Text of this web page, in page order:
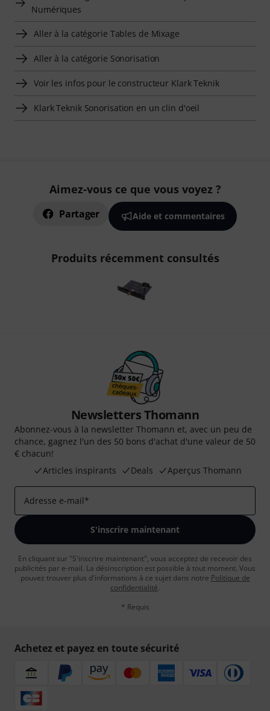
Numériques
Aller à la catégorie Tables de Mixage
Aller à la catégorie Sonorisation
Voir les infos pour le constructeur Klark Teknik
Klark Teknik Sonorisation en un clin d'oeil
Aimez-vous ce que vous voyez ?
Partager Aide et commentaires
Produits récemment consultés
Newsletters Thomann
Abonnez-vous à la newsletter Thomann et, avec un peu de
chance, gagnez l'un des 50 bons d'achat d'une valeur de 50
€ chacun!
Articles inspirants
Deals Aperçus Thomann
Adresse e-mail*
S'inscrire maintenant
En cliquant sur "S'inscrire maintenant", vous acceptez de recevoir des
publicités par e-mail. La désinscription est possible à tout moment. Vous
pouvez trouver plus d'informations à ce sujet dans notre Politique de
confidentialité.
* Requis
Achetez et payez en toute sécurité